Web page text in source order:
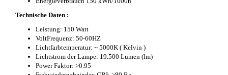
Technische Daten :
Leistung: 150 Watt
VoltFrequenz: 50-60HZ
Lichtfarbtemperatur: ~ 5000K ( Kelvin )
Lichtstrom der Lampe: 19.500 Lumen (lm)
Power Faktor: >0.95